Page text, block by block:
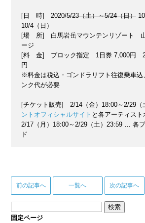
[日 時] 2020/5/23（土）～5/24（日）
10/4（日）
[場 所] 白馬岩岳マウンテンリゾート 山
ージ
[料 金] ブロック指定 1日券 7,000円 2
円
※料金は税込・ゴンドラリフト往復乗車込
ンク代が必要
[チケット販売] 2/14（金）18:00～2/29
ントオフィシャルサイト と各アーティスト
2/17（月）18:00～2/29（土）23:59 … 各
ド
前の記事へ 一覧へ 次の記事へ
索:
固定ページ